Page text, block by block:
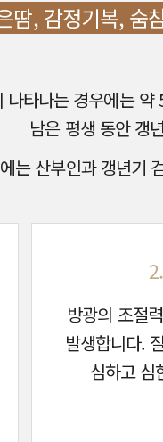
땀, 감정기복,
나타나는 경우에는
남은 평생 동안 갱
는 산부인과 갱년기
방광의 조절
발생합니다.
심하고 심